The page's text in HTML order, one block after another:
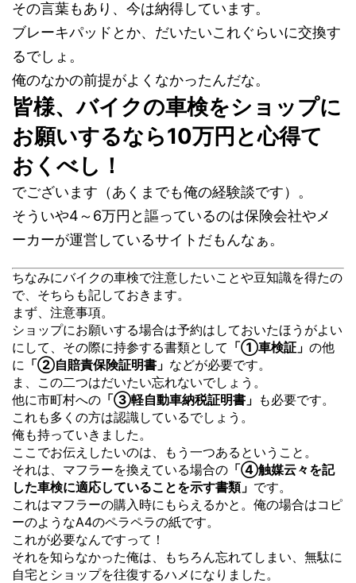
その言葉もあり、今は納得しています。
ブレーキパッドとか、だいたいこれぐらいに交換す
るでしょ。
俺のなかの前提がよくなかったんだな。
皆様、バイクの車検をショップに
お願いするなら10万円と心得て
おくべし！
でございます（あくまでも俺の経験談です）。
そういや4～6万円と謳っているのは保険会社やメ
ーカーが運営しているサイトだもんなぁ。
ちなみにバイクの車検で注意したいことや豆知識を得たの
で、そちらも記しておきます。
まず、注意事項。
ショップにお願いする場合は予約はしておいたほうがよい
にして、その際に持参する書類として 「①車検証」 の他
に 「②自賠責保険証明書」 などが必要です。
ま、この二つはだいたい忘れないでしょう。
他に市町村への 「③軽自動車納税証明書」 も必要です。
これも多くの方は認識しているでしょう。
俺も持っていきました。
ここでお伝えしたいのは、もう一つあるということ。
それは、マフラーを換えている場合の 「④触媒云々を記
した車検に適応していることを示す書類」 です。
これはマフラーの購入時にもらえるかと。俺の場合はコピ
ーのようなA4のペラペラの紙です。
これが必要なんですって！
それを知らなかった俺は、もちろん忘れてしまい、無駄に
自宅とショップを往復するハメになりました。